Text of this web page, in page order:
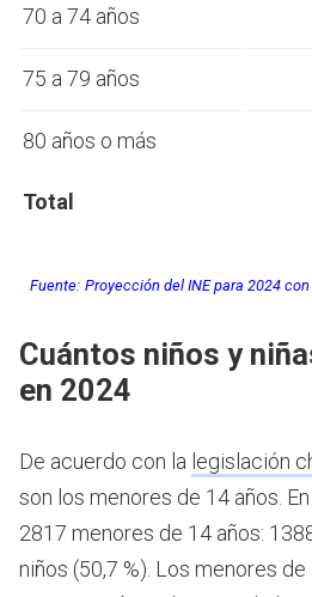
70 a 74 años
75 a 79 años
80 años o más
Total
Fuente: Proyección del INE para 2024
Cuántos niños y
en 2024
De acuerdo con la legislación
son los menores de 14 años.
2817 menores de 14 años:
niños (50,7 %). Los menores de